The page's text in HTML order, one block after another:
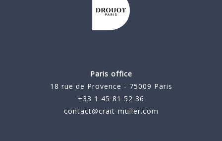
Paris office
18 rue de Provence - 75009 Paris
+33 1 45 81 52 36
contact@crait-muller.com